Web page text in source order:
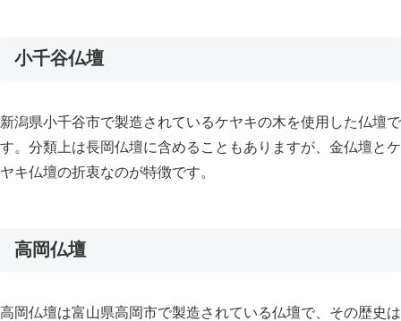
小千谷仏壇
新潟県小千谷市で製造されているケヤキの木を使用した仏壇で
す。分類上は長岡仏壇に含めることもありますが、金仏壇とケ
ヤキ仏壇の折衷なのが特徴です。
高岡仏壇
高岡仏壇は富山県高岡市で製造されている仏壇で、その歴史は